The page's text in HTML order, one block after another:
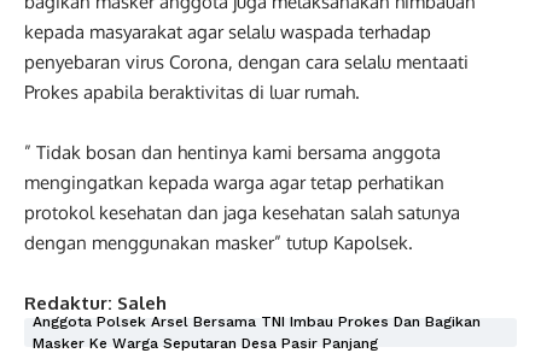
kepada masyarakat agar selalu waspada terhadap
penyebaran virus Corona, dengan cara selalu mentaati
Prokes apabila beraktivitas di luar rumah.
” Tidak bosan dan hentinya kami bersama anggota
mengingatkan kepada warga agar tetap perhatikan
protokol kesehatan dan jaga kesehatan salah satunya
dengan menggunakan masker” tutup Kapolsek.
Redaktur: Saleh
Anggota Polsek Arsel Bersama TNI Imbau Prokes Dan Bagikan
Masker Ke Warga Seputaran Desa Pasir Panjang